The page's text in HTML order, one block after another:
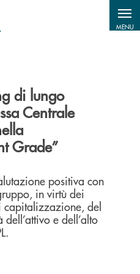
MENU
di lungo
Centrale
Grade”
positiva con
in virtù dei
del
e dell’alto